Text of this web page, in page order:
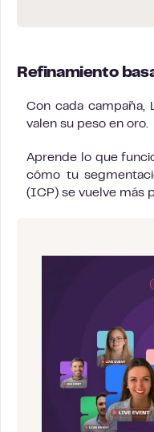
Refinamiento
Con cada campaña,
valen su peso en oro.
Aprende lo que
cómo tu
(ICP) se vuelve más